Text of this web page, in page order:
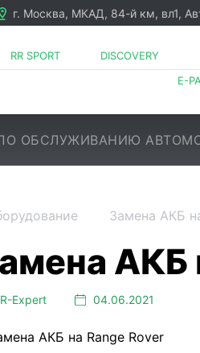
г. Москва, МКАД, 84-й км, вл1,
DISCOVERY
RR SPORT
E-
ОБСЛУЖИВАНИЮ
Замена АКБ
LR⁠-⁠Expert 04.06.2021